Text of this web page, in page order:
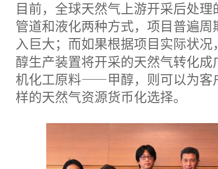
目前，全球天然气上游开采后处
管道和液化两种方式，项目普遍
入巨大； 而如果根据项目实际状
醇生产装置将开采的天然气转化
机化工原料——甲醇，则可以为客
样的天然气资源货币化选择。